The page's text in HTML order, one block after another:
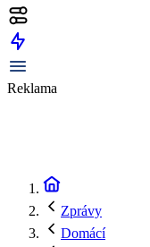
Reklama
Zprávy
Domácí